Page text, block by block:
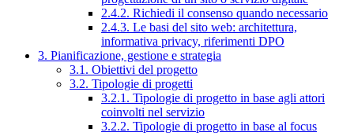
2.4.2. Richiedi il consenso quando necessario
2.4.3. Le basi del sito web: architettura,
informativa privacy, riferimenti DPO
3. Pianificazione, gestione e strategia
3.1. Obiettivi del progetto
3.2. Tipologie di progetti
3.2.1. Tipologie di progetto in base agli attori
coinvolti nel servizio
3.2.2. Tipologie di progetto in base al focus